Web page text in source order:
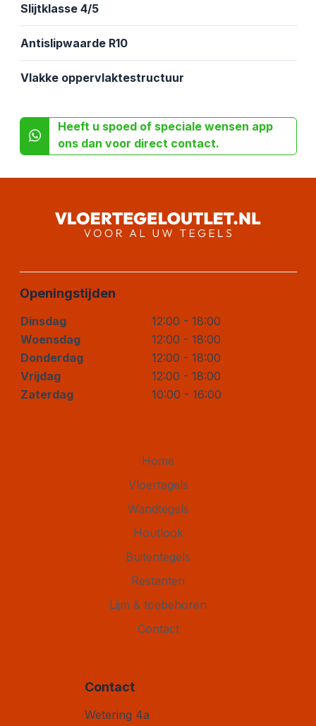
Slijtklasse 4/5
Antislipwaarde R10
Vlakke oppervlaktestructuur
Heeft u spoed of speciale wensen app
ons dan voor direct contact.
Openingstijden
Dinsdag
12:00 - 18:00
Woensdag
12:00 - 18:00
Donderdag
12:00 - 18:00
Vrijdag
12:00 - 18:00
Zaterdag
10:00 - 16:00
Home
Vloertegels
Wandtegels
Houtlook
Buitentegels
Restanten
Lijm & toebehoren
Contact
Contact
Vloertegel Outlet
Wetering 4a